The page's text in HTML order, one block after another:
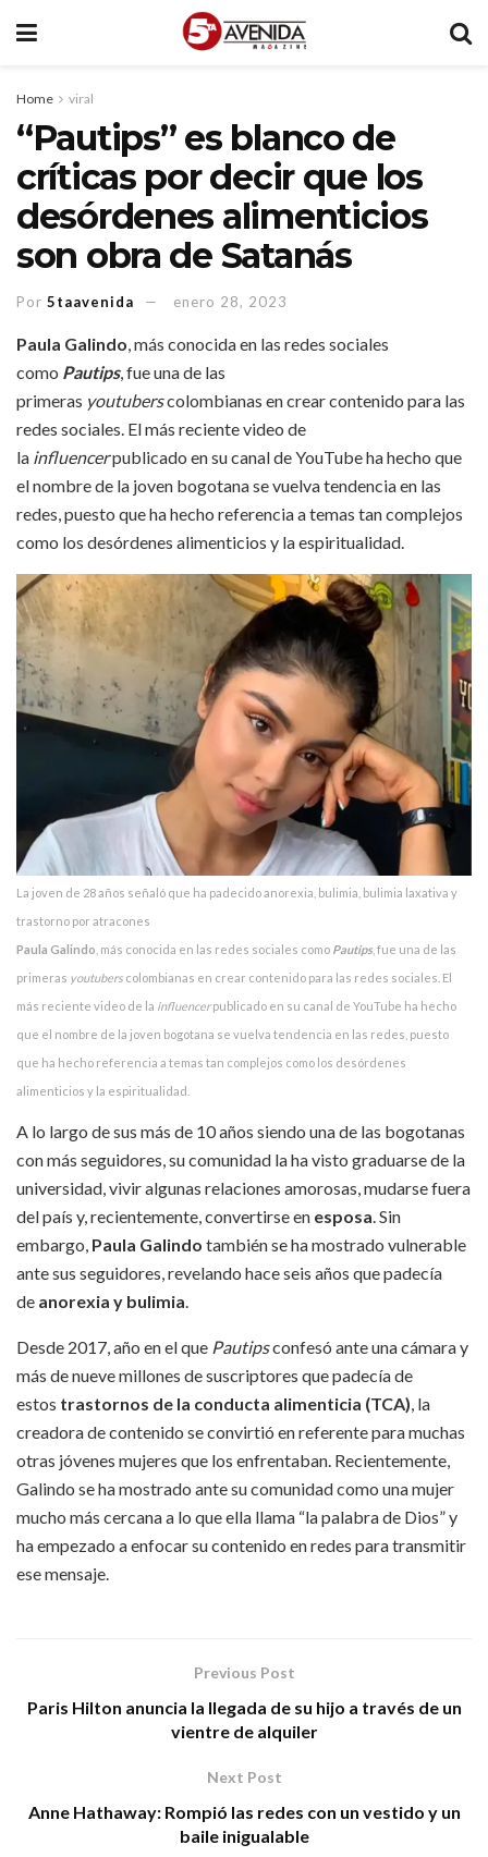
Home viral
“Pautips” es blanco de
críticas por decir que los
desórdenes alimenticios
son obra de Satanás
Por 5taavenida enero 28, 2023
Paula Galindo , más conocida en las redes sociales
como Pautips, fue una de las
primeras youtuberscolombianas en crear contenido para las
redes sociales. El más reciente video de
la influencerpublicado en su canal de YouTube ha hecho que
el nombre de la joven bogotana se vuelva tendencia en las
redes, puesto que ha hecho referencia a temas tan complejos
como los desórdenes alimenticios y la espiritualidad.
La joven de 28 años señaló que ha padecido anorexia, bulimia, bulimia laxativa y
trastorno por atracones
Paula Galindo , más conocida en las redes sociales como Pautips , fue una de las
primeras youtubers colombianas en crear contenido para las redes sociales. El
más reciente video de la influencerpublicado en su canal de YouTube ha hecho
que el nombre de la joven bogotana se vuelva tendencia en las redes, puesto
que ha hecho referencia a temas tan complejos como los desórdenes
alimenticios y la espiritualidad.
A lo largo de sus más de 10 años siendo una de las bogotanas
con más seguidores, su comunidad la ha visto graduarse de la
universidad, vivir algunas relaciones amorosas, mudarse fuera
del país y, recientemente, convertirse en esposa. Sin
embargo, Paula Galindo también se ha mostrado vulnerable
ante sus seguidores, revelando hace seis años que padecía
de anorexia y bulimia.
Desde 2017, año en el que Pautipsconfesó ante una cámara y
más de nueve millones de suscriptores que padecía de
estos trastornos de la conducta alimenticia (TCA), la
creadora de contenido se convirtió en referente para muchas
otras jóvenes mujeres que los enfrentaban. Recientemente,
Galindo se ha mostrado ante su comunidad como una mujer
mucho más cercana a lo que ella llama “la palabra de Dios” y
ha empezado a enfocar su contenido en redes para transmitir
ese mensaje.
Previous Post
Paris Hilton anuncia la llegada de su hijo a través de un
vientre de alquiler
Next Post
Anne Hathaway: Rompió las redes con un vestido y un
baile inigualable